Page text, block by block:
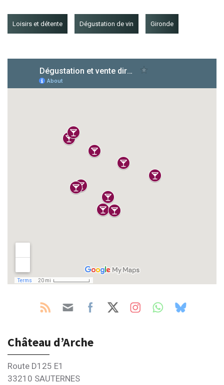
Loisirs et détente Dégustation de vin Gironde
Château d’Arche
Route D125 E1
33210 SAUTERNES